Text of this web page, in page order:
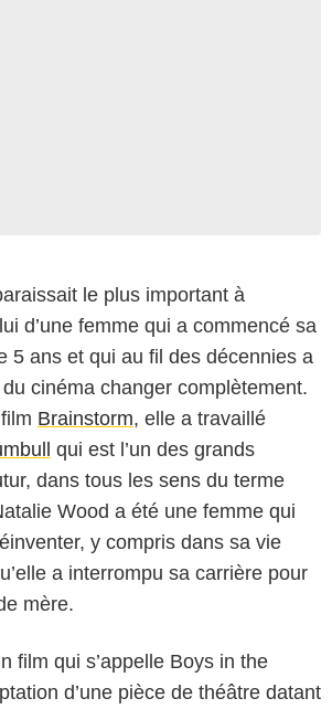
le plus important à
d’une femme qui a commencé sa
5 ans et qui au fil des décennies a
du cinéma changer complètement.
Brainstorm, elle a travaillé
qui est l’un des grands
dans tous les sens du terme
Wood a été une femme qui
y compris dans sa vie
a interrompu sa carrière pour
mère.
film qui s’appelle Boys in the
d’une pièce de théâtre datant